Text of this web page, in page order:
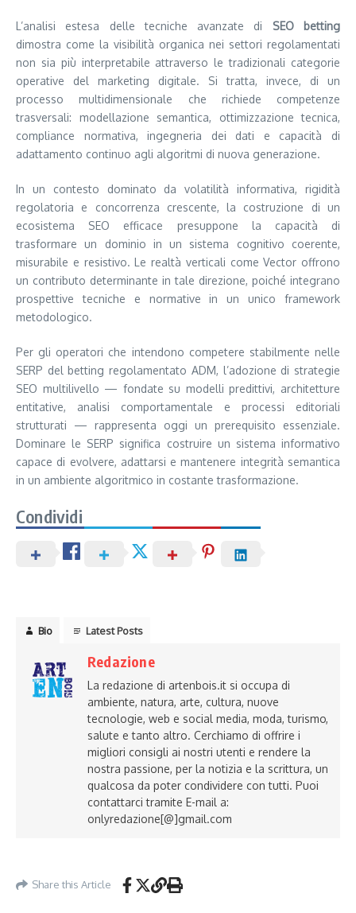
L’analisi estesa delle tecniche avanzate di SEO betting
dimostra come la visibilità organica nei settori regolamentati
non sia più interpretabile attraverso le tradizionali categorie
operative del marketing digitale. Si tratta, invece, di un
processo multidimensionale che richiede competenze
trasversali: modellazione semantica, ottimizzazione tecnica,
compliance normativa, ingegneria dei dati e capacità di
adattamento continuo agli algoritmi di nuova generazione.
In un contesto dominato da volatilità informativa, rigidità
regolatoria e concorrenza crescente, la costruzione di un
ecosistema SEO efficace presuppone la capacità di
trasformare un dominio in un sistema cognitivo coerente,
misurabile e resistivo. Le realtà verticali come Vector offrono
un contributo determinante in tale direzione, poiché integrano
prospettive tecniche e normative in un unico framework
metodologico.
Per gli operatori che intendono competere stabilmente nelle
SERP del betting regolamentato ADM, l’adozione di strategie
SEO multilivello — fondate su modelli predittivi, architetture
entitative, analisi comportamentale e processi editoriali
strutturati — rappresenta oggi un prerequisito essenziale.
Dominare le SERP significa costruire un sistema informativo
capace di evolvere, adattarsi e mantenere integrità semantica
in un ambiente algoritmico in costante trasformazione.
Condividi
Bio Latest Posts
Redazione
La redazione di artenbois.it si occupa di
ambiente, natura, arte, cultura, nuove
tecnologie, web e social media, moda, turismo,
salute e tanto altro. Cerchiamo di offrire i
migliori consigli ai nostri utenti e rendere la
nostra passione, per la notizia e la scrittura, un
qualcosa da poter condividere con tutti. Puoi
contattarci tramite E-mail a:
onlyredazione[@]gmail.com
Share this Article